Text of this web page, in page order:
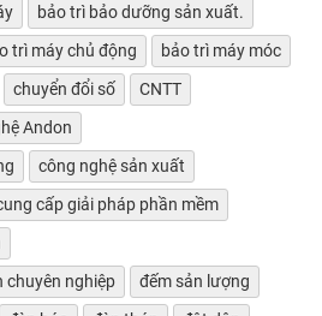
bảo trì bảo dưỡng sản xuất.
trì máy chủ động
bảo trì máy móc
chuyển đổi số
CNTT
Andon
công nghệ sản xuất
cấp giải pháp phần mềm
chuyên nghiệp
đếm sản lượng